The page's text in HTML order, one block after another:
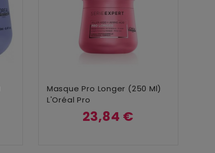
Ajouter Au Panier
Masque Pro Longer (250 Ml)
L'Oréal Pro
23,84 €